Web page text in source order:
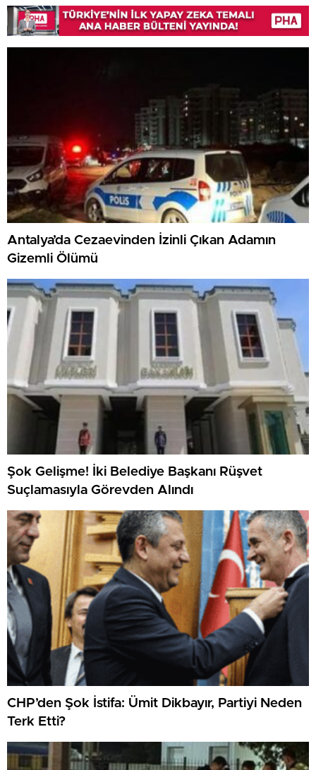
Antalya’da Cezaevinden İzinli Çıkan Adamın
Gizemli Ölümü
Şok Gelişme! İki Belediye Başkanı Rüşvet
Suçlamasıyla Görevden Alındı
CHP’den Şok İstifa: Ümit Dikbayır, Partiyi Neden
Terk Etti?